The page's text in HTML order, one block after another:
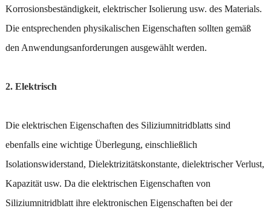
Korrosionsbeständigkeit, elektrischer Isolierung usw. des Materials.
Die entsprechenden physikalischen Eigenschaften sollten gemäß
den Anwendungsanforderungen ausgewählt werden.
2. Elektrisch
Die elektrischen Eigenschaften des Siliziumnitridblatts sind
ebenfalls eine wichtige Überlegung, einschließlich
Isolationswiderstand, Dielektrizitätskonstante, dielektrischer Verlust,
Kapazität usw. Da die elektrischen Eigenschaften von
Siliziumnitridblatt ihre elektronischen Eigenschaften bei der